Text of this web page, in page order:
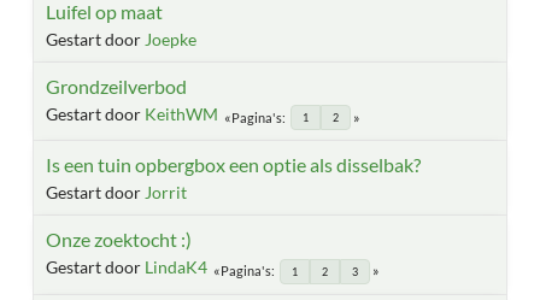
Luifel op maat
Gestart door Joepke
Grondzeilverbod
Gestart door KeithWM Pagina's 1 2
Is een tuin opbergbox een optie als disselbak?
Gestart door Jorrit
Onze zoektocht :)
Gestart door LindaK4 Pagina's 1 2 3